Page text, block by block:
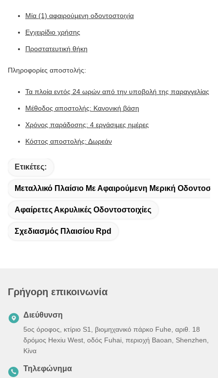
Μία (1) αφαιρούμενη οδοντοστοιχία
Εγχειρίδιο χρήσης
Προστατευτική θήκη
Πληροφορίες αποστολής:
Τα πλοία εντός 24 ωρών από την υποβολή της παραγγελίας
Μέθοδος αποστολής: Κανονική βάση
Χρόνος παράδοσης: 4 εργάσιμες ημέρες
Κόστος αποστολής: Δωρεάν
Ετικέτες:
Μεταλλικό Πλαίσιο Με Αφαιρούμενη Μερική
Αφαίρετες Ακρυλικές Οδοντοστοιχίες
Σχεδιασμός Πλαισίου Rpd
Γρήγορη επικοινωνία
Διεύθυνση
5ος όροφος, κτίριο S1, βιομηχανικό πάρκο Fuhe, αριθ. 18
δρόμος Hexiu West, οδός Fuhai, περιοχή Baoan, Shenzhen,
Κίνα
Τηλεφώνημα